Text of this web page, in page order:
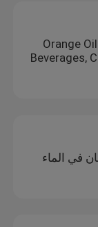
Orange
Beverages,
في الماء